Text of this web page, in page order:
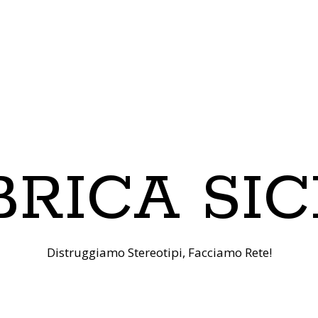
Distruggiamo Stereotipi, Facciamo Rete!